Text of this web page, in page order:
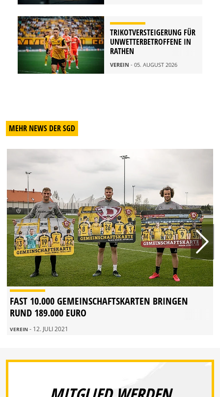
TRIKOTVERSTEIGERUNG FÜR
UNWETTERBETROFFENE IN
RATHEN
VEREIN - 05. AUGUST 2026
MEHR NEWS DER SGD
FAST 10.000 GEMEINSCHAFTSKARTEN BRINGEN
RUND 189.000 EURO
VEREIN - 12. JULI 2021